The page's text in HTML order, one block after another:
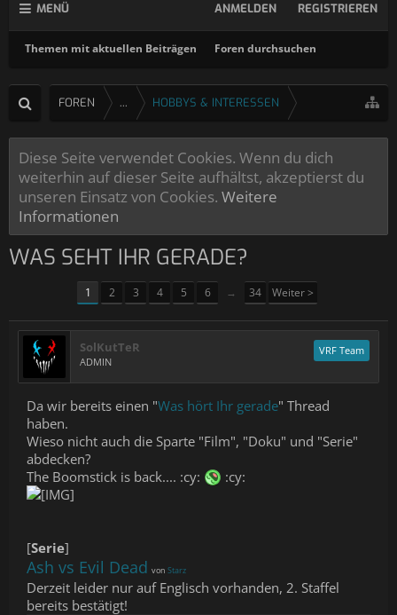
MENÜ
Themen mit aktuellen Beiträgen Foren durchsuchen
ANMELDEN REGISTRIEREN
FOREN ... HOBBYS & INTERESSEN
Diese Seite verwendet Cookies. Wenn du dich
weiterhin auf dieser Seite aufhältst, akzeptierst du
unseren Einsatz von Cookies. Weitere
Informationen
WAS SEHT IHR GERADE?
1 2 3 4 5 6 → 34 Weiter >
SolKutTeR
ADMIN
VRF Team
Da wir bereits einen "Was hört Ihr gerade" Thread
haben.
Wieso nicht auch die Sparte "Film", "Doku" und "Serie"
abdecken?
The Boomstick is back.... :cy:
:cy:
[Serie]
Ash vs Evil Dead von Starz
Derzeit leider nur auf Englisch vorhanden, 2. Staffel
bereits bestätigt!